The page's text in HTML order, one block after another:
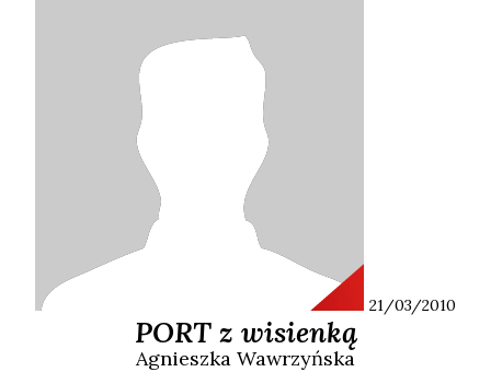
21/03/2010
PORT z wisienką
Agnieszka Wawrzyńska